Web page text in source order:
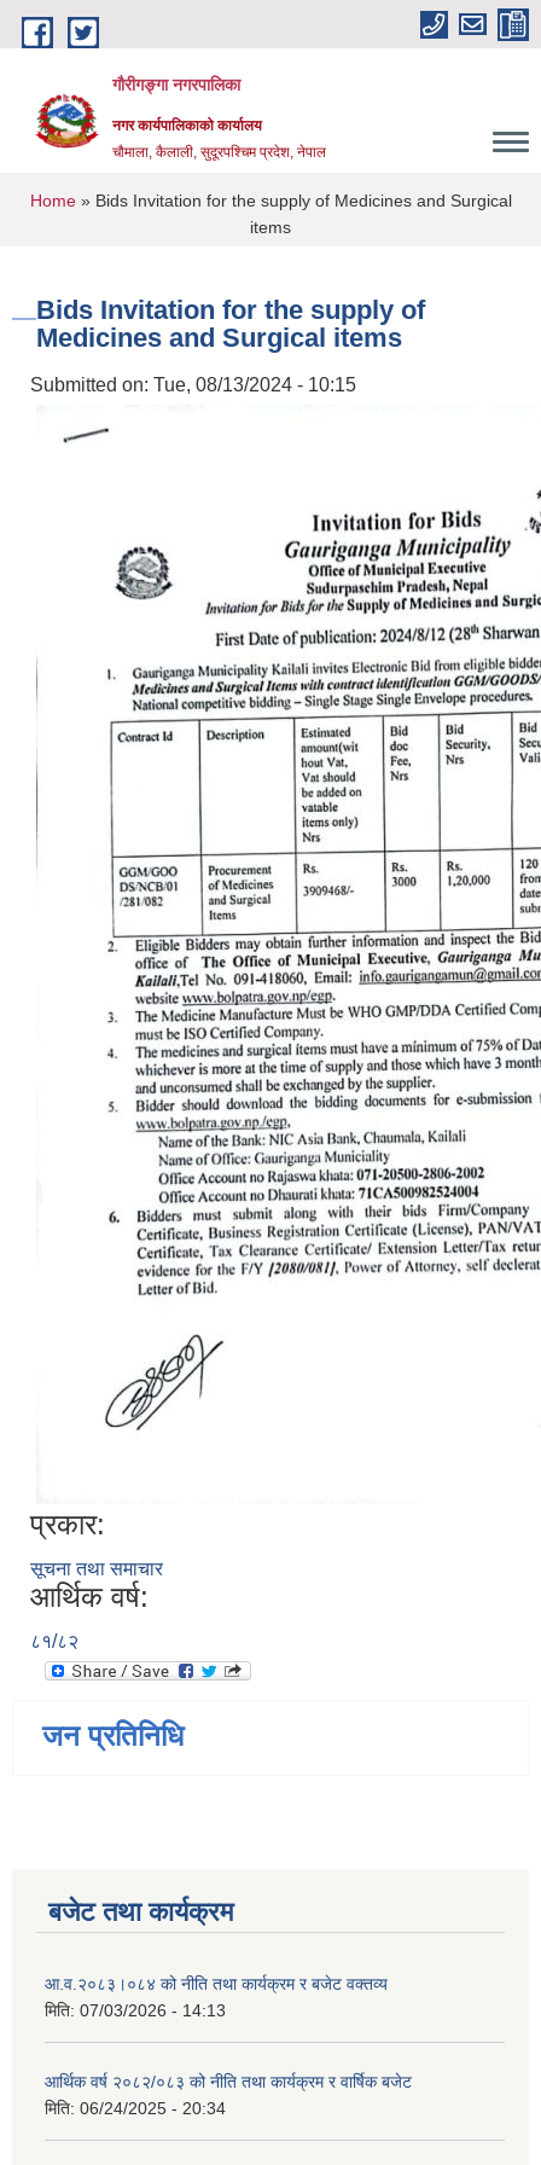
Skip to main content
गौरीगङ्गा नगरपालिका
नगर कार्यपालिकाको कार्यालय
चौमाला, कैलाली, सुदूरपश्चिम प्रदेश, नेपाल
You are here
Home» Bids Invitation for the supply of Medicines and Surgical
items
Bids Invitation for the supply of
Medicines and Surgical items
Submitted on: Tue, 08/13/2024 - 10:15
प्रकार:
सूचना तथा समाचार
आर्थिक वर्ष:
८१/८२
जन प्रतिनिधि
बजेट तथा कार्यक्रम
आ.व.२०८३।०८४ को नीति तथा कार्यक्रम र बजेट वक्तव्य
मिति: 07/03/2026 - 14:13
आर्थिक वर्ष २०८२/०८३ को नीति तथा कार्यक्रम र वार्षिक बजेट
मिति: 06/24/2025 - 20:34